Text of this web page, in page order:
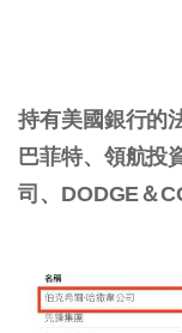
持有美國銀行的
巴菲特、領航投
司、DODGE＆